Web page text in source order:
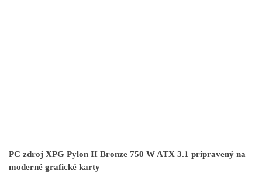
PC zdroj XPG Pylon II Bronze 750 W ATX 3.1 pripravený na
moderné grafické karty